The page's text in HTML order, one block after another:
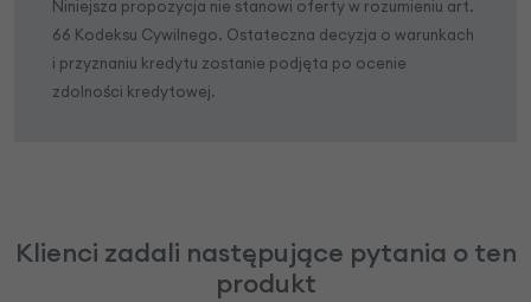
Niniejsza propozycja nie stanowi oferty w rozumieniu art.
66 Kodeksu Cywilnego. Ostateczna decyzja o warunkach
i przyznaniu kredytu zostanie podjęta po ocenie
zdolności kredytowej.
Klienci zadali następujące pytania o ten
produkt